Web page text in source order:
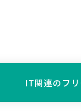
IT関連のフ